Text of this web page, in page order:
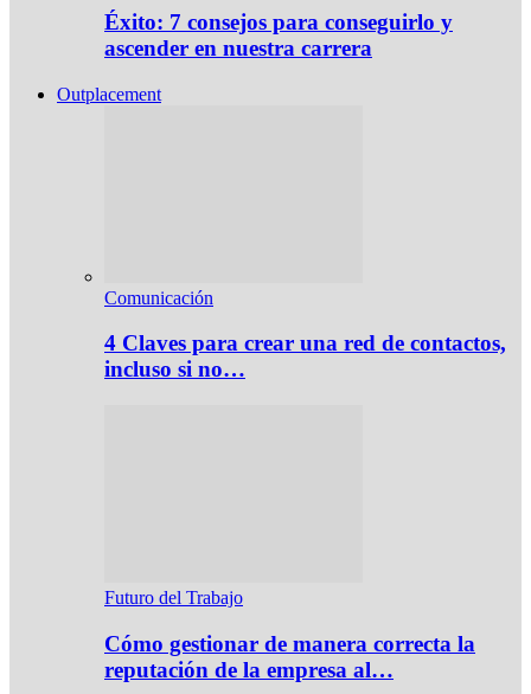
Éxito: 7 consejos para conseguirlo y
ascender en nuestra carrera
Outplacement
Comunicación
4 Claves para crear una red de contactos,
incluso si no…
Futuro del Trabajo
Cómo gestionar de manera correcta la
reputación de la empresa al…